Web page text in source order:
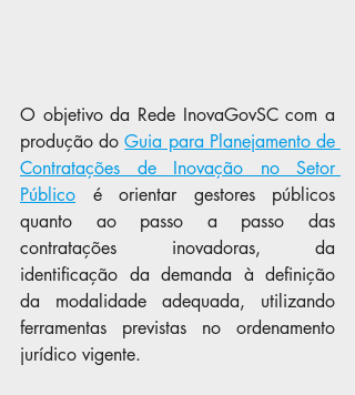
O objetivo da Rede InovaGovSC com a
produção do Guia para Planejamento de
Contratações de Inovação no Setor
Público é orientar gestores públicos
quanto ao passo a passo das
contratações inovadoras, da
identificação da demanda à definição
da modalidade adequada, utilizando
ferramentas previstas no ordenamento
jurídico vigente.